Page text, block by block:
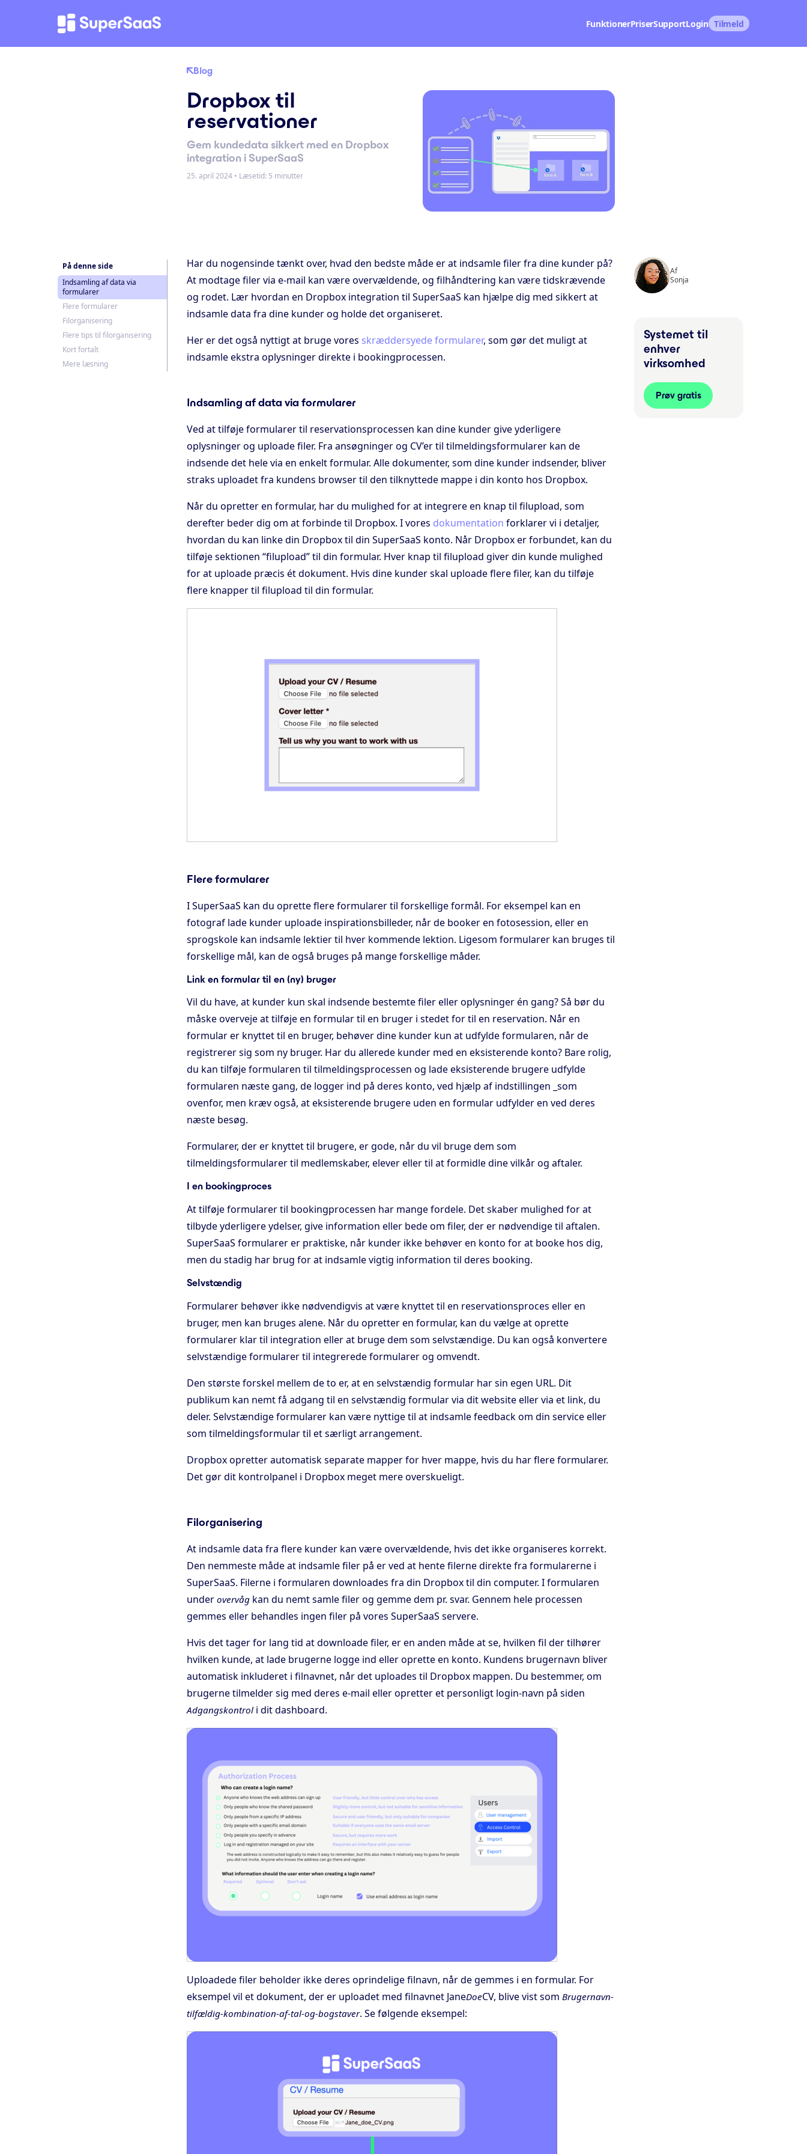
FunktionerPriserSupportLogin Tilmeld
Blog
Dropbox til
reservationer
Gem kundedata sikkert med en Dropbox
integration i SuperSaaS
25. april 2024 • Læsetid: 5 minutter
På denne side
Indsamling af data via
formularer
Flere formularer
Filorganisering
Flere tips til filorganisering
Kort fortalt
Mere læsning
Har du nogensinde tænkt over, hvad den bedste måde er at indsamle filer fra dine kunder på?
At modtage filer via e-mail kan være overvældende, og filhåndtering kan være tidskrævende
og rodet. Lær hvordan en Dropbox integration til SuperSaaS kan hjælpe dig med sikkert at
indsamle data fra dine kunder og holde det organiseret.
Her er det også nyttigt at bruge vores skræddersyede formularer, som gør det muligt at
indsamle ekstra oplysninger direkte i bookingprocessen.
Indsamling af data via formularer
Ved at tilføje formularer til reservationsprocessen kan dine kunder give yderligere
oplysninger og uploade filer. Fra ansøgninger og CV’er til tilmeldingsformularer kan de
indsende det hele via en enkelt formular. Alle dokumenter, som dine kunder indsender, bliver
straks uploadet fra kundens browser til den tilknyttede mappe i din konto hos Dropbox.
Når du opretter en formular, har du mulighed for at integrere en knap til filupload, som
derefter beder dig om at forbinde til Dropbox. I vores dokumentation forklarer vi i detaljer,
hvordan du kan linke din Dropbox til din SuperSaaS konto. Når Dropbox er forbundet, kan du
tilføje sektionen “filupload” til din formular. Hver knap til filupload giver din kunde mulighed
for at uploade præcis ét dokument. Hvis dine kunder skal uploade flere filer, kan du tilføje
flere knapper til filupload til din formular.
Flere formularer
I SuperSaaS kan du oprette flere formularer til forskellige formål. For eksempel kan en
fotograf lade kunder uploade inspirationsbilleder, når de booker en fotosession, eller en
sprogskole kan indsamle lektier til hver kommende lektion. Ligesom formularer kan bruges til
forskellige mål, kan de også bruges på mange forskellige måder.
Link en formular til en (ny) bruger
Vil du have, at kunder kun skal indsende bestemte filer eller oplysninger én gang? Så bør du
måske overveje at tilføje en formular til en bruger i stedet for til en reservation. Når en
formular er knyttet til en bruger, behøver dine kunder kun at udfylde formularen, når de
registrerer sig som ny bruger. Har du allerede kunder med en eksisterende konto? Bare rolig,
du kan tilføje formularen til tilmeldingsprocessen og lade eksisterende brugere udfylde
formularen næste gang, de logger ind på deres konto, ved hjælp af indstillingen _som
ovenfor, men kræv også, at eksisterende brugere uden en formular udfylder en ved deres
næste besøg.
Formularer, der er knyttet til brugere, er gode, når du vil bruge dem som
tilmeldingsformularer til medlemskaber, elever eller til at formidle dine vilkår og aftaler.
I en bookingproces
At tilføje formularer til bookingprocessen har mange fordele. Det skaber mulighed for at
tilbyde yderligere ydelser, give information eller bede om filer, der er nødvendige til aftalen.
SuperSaaS formularer er praktiske, når kunder ikke behøver en konto for at booke hos dig,
men du stadig har brug for at indsamle vigtig information til deres booking.
Selvstændig
Formularer behøver ikke nødvendigvis at være knyttet til en reservationsproces eller en
bruger, men kan bruges alene. Når du opretter en formular, kan du vælge at oprette
formularer klar til integration eller at bruge dem som selvstændige. Du kan også konvertere
selvstændige formularer til integrerede formularer og omvendt.
Den største forskel mellem de to er, at en selvstændig formular har sin egen URL. Dit
publikum kan nemt få adgang til en selvstændig formular via dit website eller via et link, du
deler. Selvstændige formularer kan være nyttige til at indsamle feedback om din service eller
som tilmeldingsformular til et særligt arrangement.
Dropbox opretter automatisk separate mapper for hver mappe, hvis du har flere formularer.
Det gør dit kontrolpanel i Dropbox meget mere overskueligt.
Filorganisering
At indsamle data fra flere kunder kan være overvældende, hvis det ikke organiseres korrekt.
Den nemmeste måde at indsamle filer på er ved at hente filerne direkte fra formularerne i
SuperSaaS. Filerne i formularen downloades fra din Dropbox til din computer. I formularen
under overvågkan du nemt samle filer og gemme dem pr. svar. Gennem hele processen
gemmes eller behandles ingen filer på vores SuperSaaS servere.
Hvis det tager for lang tid at downloade filer, er en anden måde at se, hvilken fil der tilhører
hvilken kunde, at lade brugerne logge ind eller oprette en konto. Kundens brugernavn bliver
automatisk inkluderet i filnavnet, når det uploades til Dropbox mappen. Du bestemmer, om
brugerne tilmelder sig med deres e-mail eller opretter et personligt login-navn på siden
Adgangskontroli dit dashboard.
Uploadede filer beholder ikke deres oprindelige filnavn, når de gemmes i en formular. For
eksempel vil et dokument, der er uploadet med filnavnet JaneDoeCV, blive vist som Brugernavn-
tilfældig-kombination-af-tal-og-bogstaver. Se følgende eksempel:
Af
Sonja
Systemet til
enhver
virksomhed
Prøv gratis